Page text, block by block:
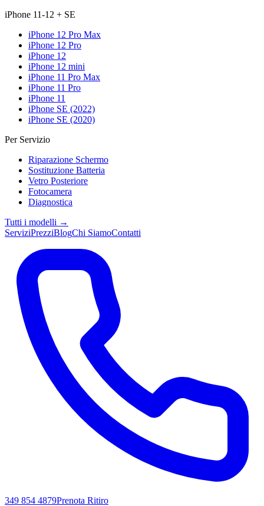
iPhone 11-12 + SE
iPhone 12 Pro Max
iPhone 12 Pro
iPhone 12
iPhone 12 mini
iPhone 11 Pro Max
iPhone 11 Pro
iPhone 11
iPhone SE (2022)
iPhone SE (2020)
Per Servizio
Riparazione Schermo
Sostituzione Batteria
Vetro Posteriore
Fotocamera
Diagnostica
Tutti i modelli →
ServiziPrezziBlogChi SiamoContatti
349 854 4879Prenota Ritiro